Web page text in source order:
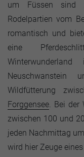
um Füssen
Rodelpartien vom
romantisch und
eine
Neuschwanstein
Wildfütterung
Forggensee. Bei der
zwischen 100 und
jeden Nachmittag
wird hier Zeuge